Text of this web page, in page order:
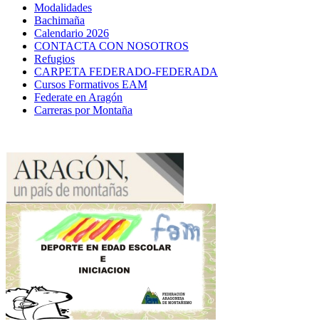
Modalidades
Bachimaña
Calendario 2026
CONTACTA CON NOSOTROS
Refugios
CARPETA FEDERADO-FEDERADA
Cursos Formativos EAM
Federate en Aragón
Carreras por Montaña